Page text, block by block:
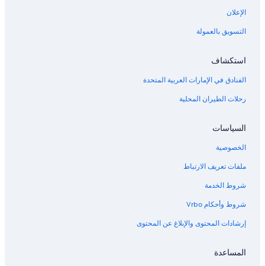
الإعلان
التسويق بالعمولة
استكشاف
الفنادق في الإمارات العربية المتحدة
رحلات الطيران المحلية
السياسات
الخصوصية
ملفات تعريف الارتباط
شروط الخدمة
شروط وأحكام Vrbo
إرشادات المحتوى والإبلاغ عن المحتوى
المساعدة